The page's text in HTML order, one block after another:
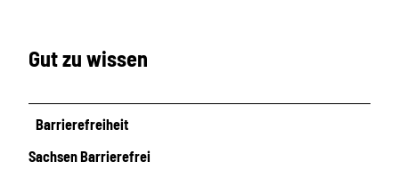
Gut zu wissen
Barrierefreiheit
Sachsen Barrierefrei